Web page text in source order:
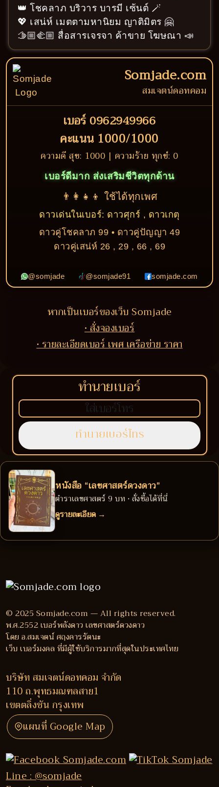
👑 โชคลาภ บริวาร บารมี เซ้นต์ 🪄
💖 เสน่ห์ เมตตามหานิยม ญาติมิตร 🤗
🫱🏼‍🫲🏼 สื่อสารเจรจา ค้าขาย โฆษณา 📣
Somjade.com
สมเจตน์ดอทคอม
เบอร์ 0962949966
คะแนน 1000/1000
ความดี สุข: 1000 | ความร้าย ทุกข์: 0
เบอร์ดีมาก ส่งเสริมชีวิตทุกด้าน
👨‍👩‍👧‍👦 ใช้ได้ทุกเพศ
ดาวเด่นในเบอร์: ดาวศุกร์ , ดาวเกตุ
ดาวคู่โชคลาภ 99 • ดาวคู่ปัญญา 49
ดาวคู่เสน่ห์ 26 , 29 , 66 , 69
@somjade @somjade91 somjade.com
หากเป็นเบอร์ของเว็บ Somjade
• สั่งจองเบอร์
• รายละเอียดเบอร์ เพศ เครือข่าย ราคา
ทำนายเบอร์
หนังสือ “เลขศาสตร์ดวงดาว”
ตำราเลขศาสตร์ 9 บท • สั่งซื้อได้ที่นี่
ดูรายละเอียด →
© 2025 Somjade.com — All rights reserved.
พ.ศ.2552 เบอร์พลังดาว เลขศาสตร์ดวงดาว
โดย อ.สมเจตน์ ศฤงคารรัตนะ
เว็บ เบอร์มงคล ที่มีผู้ใช้บริการมากที่สุดในประเทศไทย
บริษัท สมเจตน์ดอทคอม จำกัด
110 ถ.พุทธมณฑลสาย1
เขตตลิ่งชัน กรุงเทพ
แผนที่ Google Map
Line : @somjade